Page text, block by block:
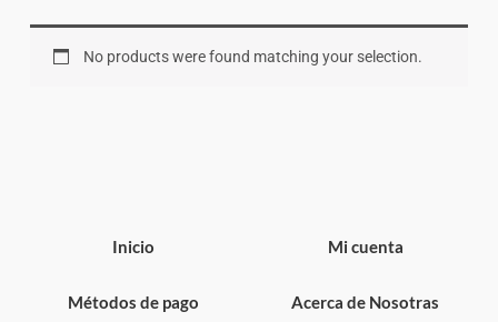
No products were found matching your selection.
Inicio
Métodos de pago
Mi cuenta
Acerca de Nosotras